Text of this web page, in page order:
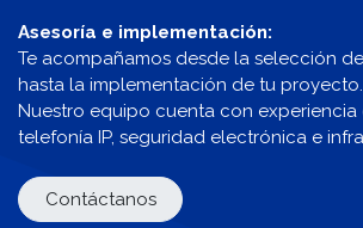
Asesoría e implementación:
Te acompañamos desde la selección
hasta la implementación de tu proyecto.
Nuestro equipo cuenta con experiencia
telefonía IP, seguridad electrónica e
Contáctanos